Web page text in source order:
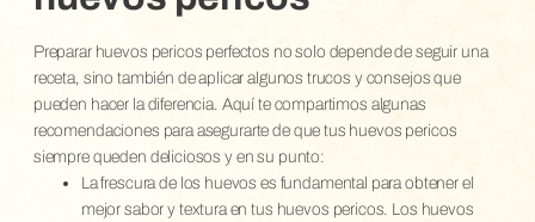
Preparar huevos pericos perfectos no solo depende de seguir una
receta, sino también de aplicar algunos trucos y consejos que
pueden hacer la diferencia. Aquí te compartimos algunas
recomendaciones para asegurarte de que tus huevos pericos
siempre queden deliciosos y en su punto:
La frescura de los huevos es fundamental para obtener el
mejor sabor y textura en tus huevos pericos. Los huevos